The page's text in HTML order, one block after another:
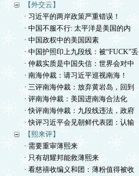
【外交云】
· 习近平的两岸政策严重错误！
· 中国不服不行: 太平洋是美国的内
· 中国政权中的美国因素
· 中国护照印上九段线：被“FUCK”丢
· 仲裁实质是中国失信：世界会对中
· 南海仲裁：请习近平巡视南海！
· 三评南海仲裁：放弃黄岩岛，回到
· 评南海仲裁：美国进南海合法化
· 快评南海仲裁：九段线违法，政府
· 快评习近平会见朝鲜代表团：认输
【熙来评】
· 需要重审薄熙来
· 只有胡耀邦能救薄熙来
· 看慈禧收编义和团：薄粉值得被收